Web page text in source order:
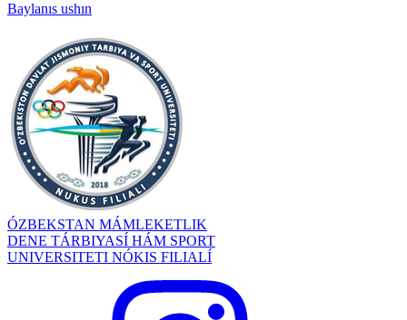
Baylanıs ushın
ÓZBEKSTAN MÁMLEKETLIK
DENE TÁRBIYASÍ HÁM SPORT
UNIVERSITETI NÓKIS FILIALÍ